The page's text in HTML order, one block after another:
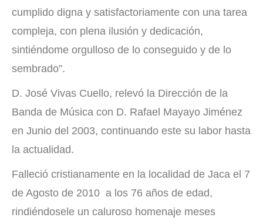
cumplido digna y satisfactoriamente con una tarea
compleja, con plena ilusión y dedicación,
sintiéndome orgulloso de lo conseguido y de lo
sembrado”.
D. José Vivas Cuello, relevó la Dirección de la
Banda de Música con D. Rafael Mayayo Jiménez
en Junio del 2003, continuando este su labor hasta
la actualidad.
Falleció cristianamente en la localidad de Jaca el 7
de Agosto de 2010 a los 76 años de edad,
rindiéndosele un caluroso homenaje meses